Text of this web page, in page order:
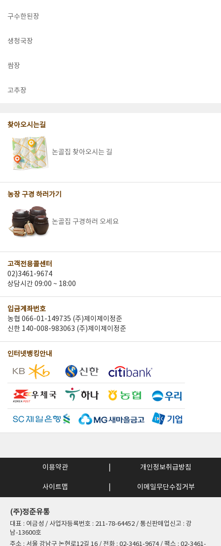
구수한된장
생청국장
쌈장
고추장
찾아오시는길
논골집 찾아오시는 길
농장 구경 하러가기
논골집 구경하러 오세요
고객전용콜센터
02)3461-9674
상담시간 09:00 ~ 18:00
입금계좌번호
농협 066-01-149735 (주)제이제이정준
신한 140-008-983063 (주)제이제이정준
인터넷뱅킹안내
이용약관 개인정보취급방침
사이트맵 이메일무단수집거부
(주)정준유통
대표 : 여금성 / 사업자등록번호 : 211-78-64452 / 통신판매업신고 : 강
남-13600호
주소 : 서울 강남구 논현로12길 16 / 전화 : 02-3461-9674 / 팩스 : 02-3461-